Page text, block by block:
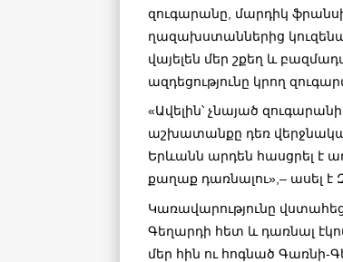
զուգարանը, մարդիկ
ղազախստաններից
վայելեն մեր շքեղ և
ազդեցությունը կրող
«Ավելին՝ չնայած
աշխատանքը դեռ
Երևանն արդեն հասցրել է
քաղաք դառնալու»,– ասել է
Կառավարությունը
Գեղարդի հետ և դառնալ
մեր հին ու հոգնած Գառնի-